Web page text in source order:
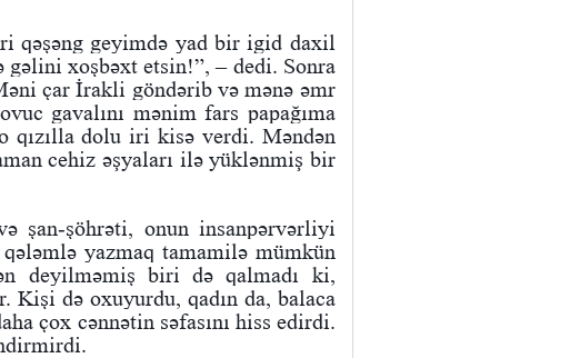
qəşəng geyimdə yad bir igid daxil
gəlini xoşbəxt etsin!”, – dedi. Sonra
çar İrakli göndərib və mənə əmr
gavalını mənim fars papağıma
qızılla dolu iri kisə verdi. Məndən
cehiz əşyaları ilə yüklənmiş bir
şan-şöhrəti, onun insanpərvərliyi
yazmaq tamamilə mümkün
deyilməmiş biri də qalmadı ki,
Kişi də oxuyurdu, qadın da, balaca
çox cənnətin səfasını hiss edirdi.